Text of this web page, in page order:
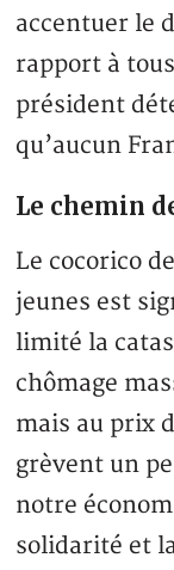
accentuer le
rapport à
président
qu’aucun
Le chemin
Le cocorico
jeunes est
limité la
chômage
mais au prix
grèvent un
notre
solidarité et